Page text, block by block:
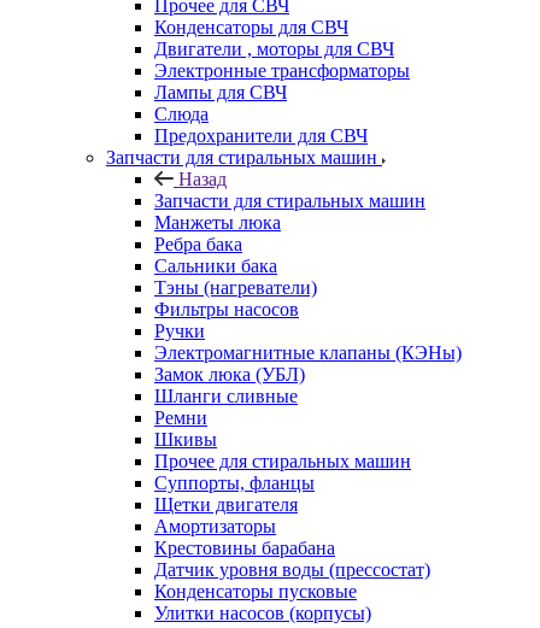
Прочее для СВЧ
Конденсаторы для СВЧ
Двигатели , моторы для СВЧ
Электронные трансформаторы
Лампы для СВЧ
Слюда
Предохранители для СВЧ
Запчасти для стиральных машин
Назад
Запчасти для стиральных машин
Манжеты люка
Ребра бака
Сальники бака
Тэны (нагреватели)
Фильтры насосов
Ручки
Электромагнитные клапаны (КЭНы)
Замок люка (УБЛ)
Шланги сливные
Ремни
Шкивы
Прочее для стиральных машин
Суппорты, фланцы
Щетки двигателя
Амортизаторы
Крестовины барабана
Датчик уровня воды (прессостат)
Конденсаторы пусковые
Улитки насосов (корпусы)